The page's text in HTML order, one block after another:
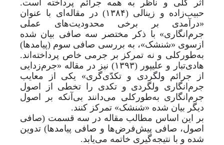
اثر کلی و ناظر به همه جرائم پرداخته است.
حبیبزاده و زینالی (۱۳۸۴) در مقاله‌ای با عنوان
«درآمدی بر برخی محدودیت‌های عملی
جرم‌انگاری» با ذکر مختصر سه صافی بیان شده
ازسوی «شنشک»، به بررسی صافی سوم (پیامدها)
بهطورکلی و نه تمرکز بر جرمی خاص پرداخته‌اند.
هادی‌تبار و علیپور (۱۳۹۳) نیز در مقاله «جرم‌زدایی
از جرائم ولگردی و تکدّی‌گری» یکی از معایب
جرم‌انگاری ولگردی و تکدی را تخطی از اصول
جرم‌انگاری بهطورکلی می‌دانند بی آنکه بر اصول
دیگر بیان شده «شنشک» تمرکز کنند.
بر این اساس مطالب مقاله در سه قسمت (صافی
اصول، صافی پیش‌فرض‌ها و صافی پیامدها) تدوین
شده و با نتیجه‌گیری خاتمه می‌یابد.